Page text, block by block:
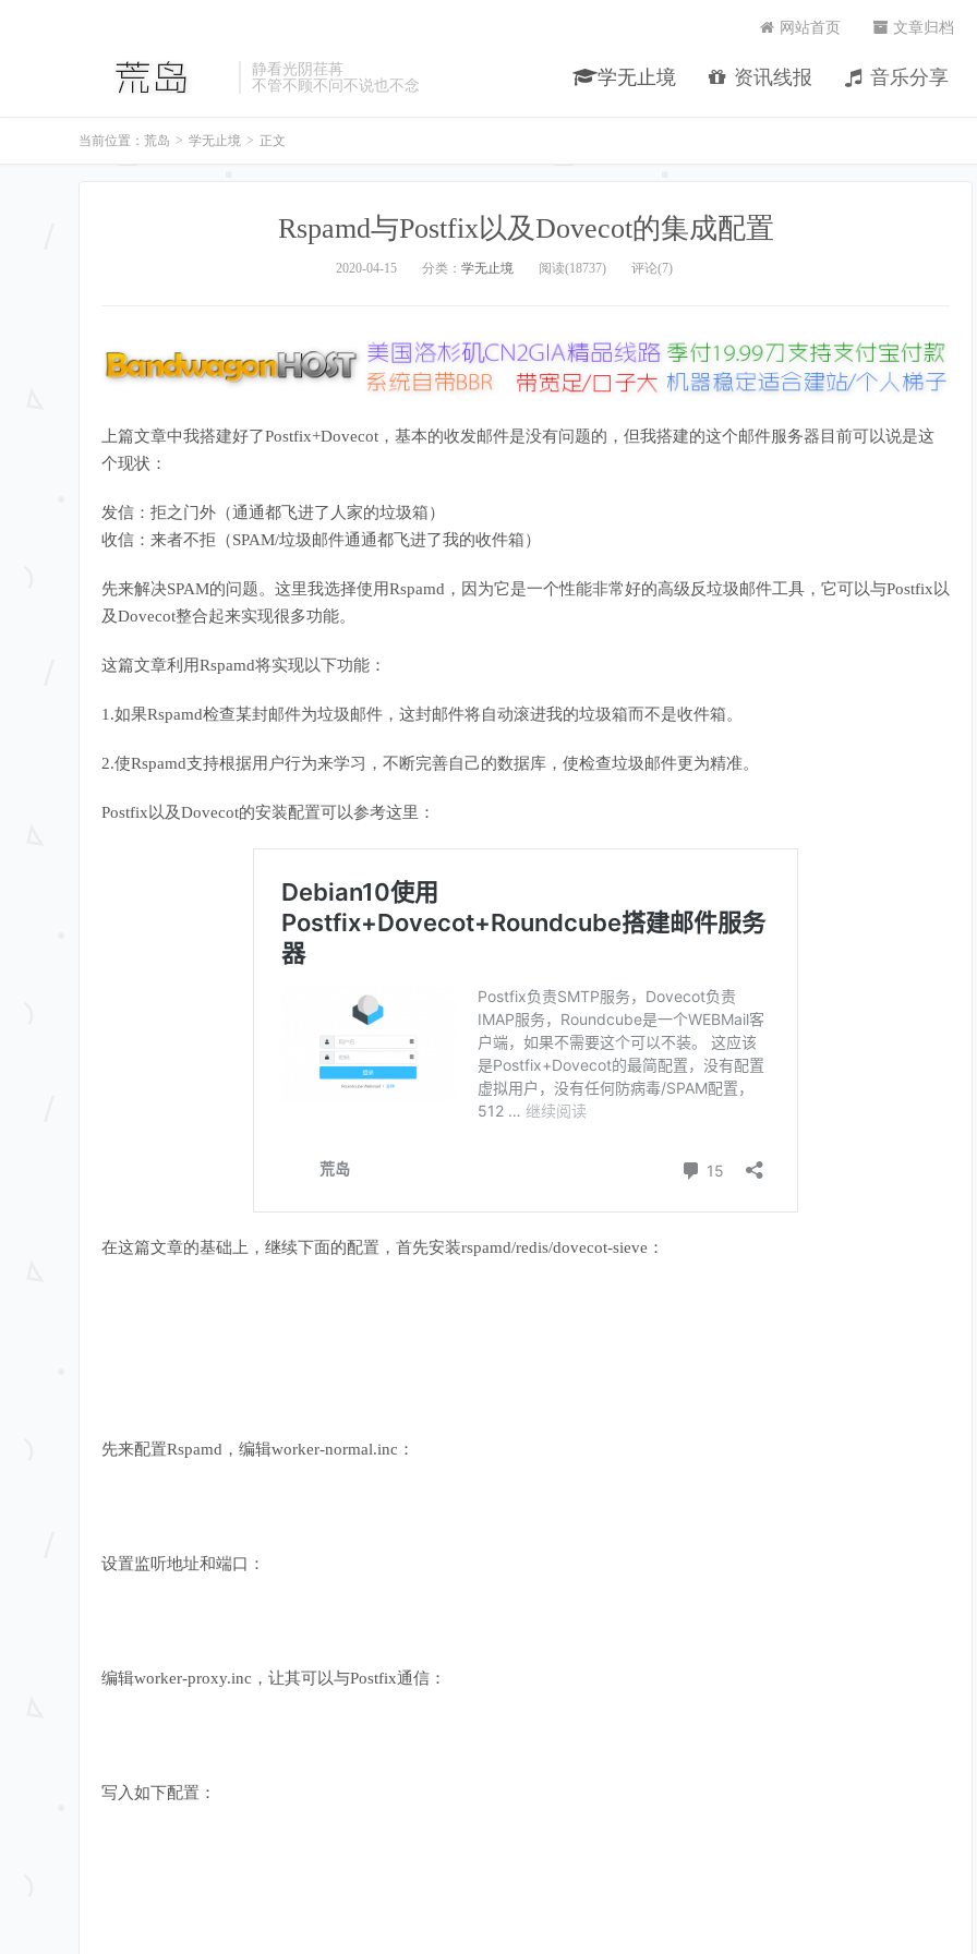
静看光阴荏苒
不管不顾不问不说也不念
学无止境 资讯线报 音乐分享
网站首页 文章归档
当前位置： 荒岛 > 学无止境 > 正文
Rspamd与Postfix以及Dovecot的集成配置
2020-04-15 分类： 学无止境 阅读(18737) 评论(7)
上篇文章中我搭建好了Postfix+Dovecot，基本的收发邮件是没有问题的，但我搭建的这个邮件服务器目前可以说是这
个现状：
发信：拒之门外（通通都飞进了人家的垃圾箱）
收信：来者不拒（SPAM/垃圾邮件通通都飞进了我的收件箱）
先来解决SPAM的问题。这里我选择使用Rspamd，因为它是一个性能非常好的高级反垃圾邮件工具，它可以与Postfix以
及Dovecot整合起来实现很多功能。
这篇文章利用Rspamd将实现以下功能：
1.如果Rspamd检查某封邮件为垃圾邮件，这封邮件将自动滚进我的垃圾箱而不是收件箱。
2.使Rspamd支持根据用户行为来学习，不断完善自己的数据库，使检查垃圾邮件更为精准。
Postfix以及Dovecot的安装配置可以参考这里：
在这篇文章的基础上，继续下面的配置，首先安装rspamd/redis/dovecot-sieve：
先来配置Rspamd，编辑worker-normal.inc：
设置监听地址和端口：
编辑worker-proxy.inc，让其可以与Postfix通信：
写入如下配置：